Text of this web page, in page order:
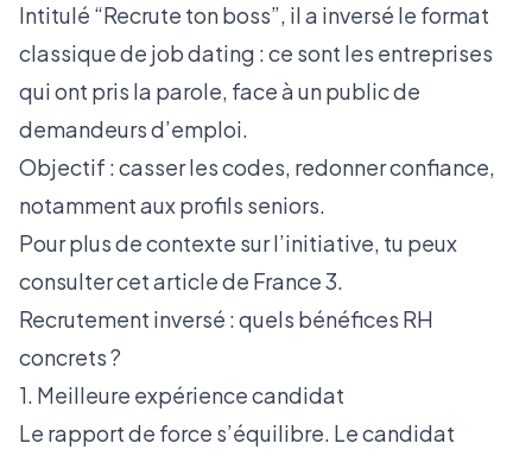
Intitulé “Recrute ton boss”, il a inversé le format
classique de job dating : ce sont les entreprises
qui ont pris la parole, face à un public de
demandeurs d’emploi.
Objectif : casser les codes, redonner confiance,
notamment aux profils seniors.
Pour plus de contexte sur l’initiative, tu peux
consultercet article de France 3.
Recrutement inversé : quels bénéfices RH
concrets ?
1. Meilleure expérience candidat
Le rapport de force s’équilibre. Le candidat